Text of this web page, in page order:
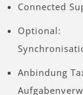
Connected
Optional:
Anbindung